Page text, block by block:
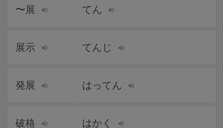
〜展 てん
展示 てんじ
発展 はってん
破格 はかく